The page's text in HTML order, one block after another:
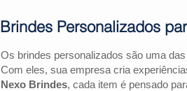
Os brindes personalizados são uma
Com eles, sua empresa cria
Nexo Brindes, cada item é pensado
Brindes Personalizados